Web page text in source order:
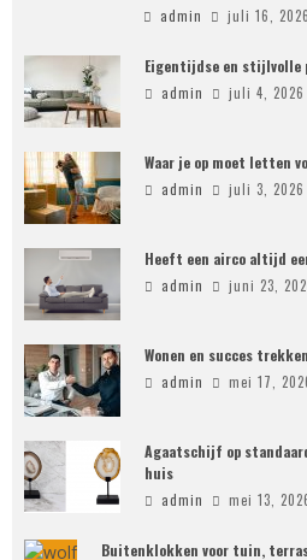
admin juli 16, 2026
Eigentijdse en stijlvolle
admin juli 4, 2026
Waar je op moet letten
admin juli 3, 2026
Heeft een airco altijd
admin juni 23,
Wonen en succes
admin mei 17,
Agaatschijf op
huis
admin mei 13,
Buitenklokken voor tuin,